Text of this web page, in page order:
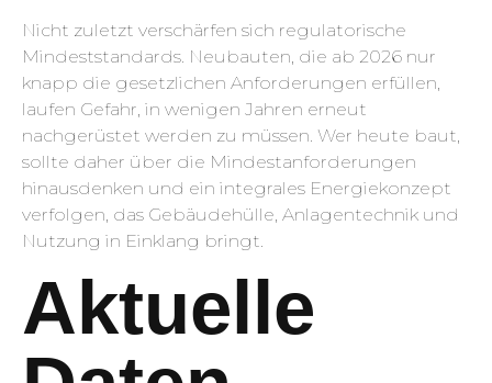
Nicht zuletzt verschärfen sich regulatorische
Mindeststandards. Neubauten, die ab 2026 nur
knapp die gesetzlichen Anforderungen erfüllen,
laufen Gefahr, in wenigen Jahren erneut
nachgerüstet werden zu müssen. Wer heute baut,
sollte daher über die Mindestanforderungen
hinausdenken und ein integrales Energiekonzept
verfolgen, das Gebäudehülle, Anlagentechnik und
Nutzung in Einklang bringt.
Aktuelle